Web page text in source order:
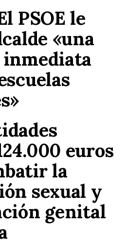
PSOE le
«una
euros
la
sexual y
genital